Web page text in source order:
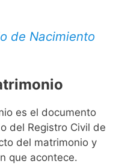
de Nacimiento
es el documento
del Registro Civil de
del matrimonio y
que acontece.